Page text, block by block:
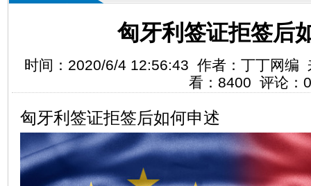
匈牙利签证拒签后
时间：2020/6/4 12:56:43 作者：丁丁网编
看：8400 评论：0
匈牙利签证拒签后如何申述